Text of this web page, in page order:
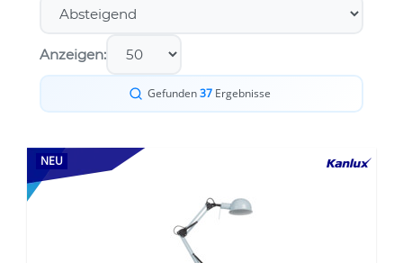
Anzeigen:
Gefunden37Ergebnisse
NEU